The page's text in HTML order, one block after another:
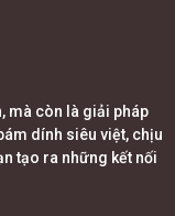
mà còn là giải pháp
dính siêu việt, chịu
tạo ra những kết nối